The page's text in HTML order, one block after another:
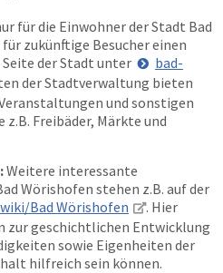
für die Einwohner der Stadt Bad
zukünftige Besucher einen
der Stadt unter
bad-
der Stadtverwaltung bieten
und sonstigen
Freibäder, Märkte und
Weitere interessante
Wörishofen stehen z.B. auf der
Bad Wörishofen
. Hier
zur geschichtlichen Entwicklung
sowie Eigenheiten der
hilfreich sein können.